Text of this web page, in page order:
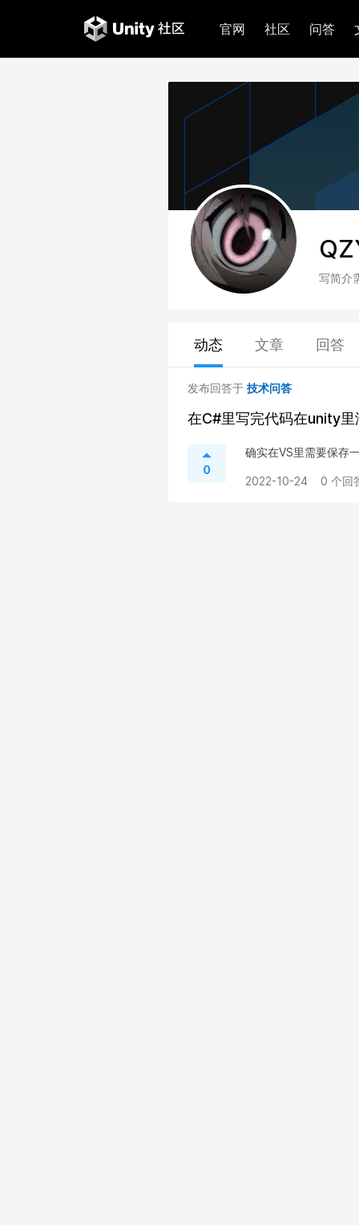
官网 社区 问答
写简介
动态 文章 回答
发布回答于 技术问答
在C#里写完代码在unity
0
确实在VS里需要保存
2022-10-24 0 个回